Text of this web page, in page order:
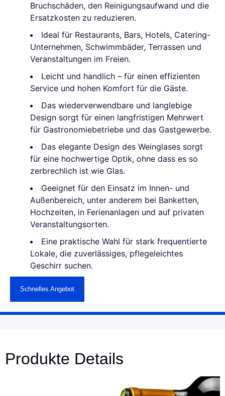
Bruchschäden, den Reinigungsaufwand und die
Ersatzkosten zu reduzieren.
Ideal für Restaurants, Bars, Hotels, Catering-
Unternehmen, Schwimmbäder, Terrassen und
Veranstaltungen im Freien.
Leicht und handlich – für einen effizienten
Service und hohen Komfort für die Gäste.
Das wiederverwendbare und langlebige
Design sorgt für einen langfristigen Mehrwert
für Gastronomiebetriebe und das Gastgewerbe.
Das elegante Design des Weinglases sorgt
für eine hochwertige Optik, ohne dass es so
zerbrechlich ist wie Glas.
Geeignet für den Einsatz im Innen- und
Außenbereich, unter anderem bei Banketten,
Hochzeiten, in Ferienanlagen und auf privaten
Veranstaltungsorten.
Eine praktische Wahl für stark frequentierte
Lokale, die zuverlässiges, pflegeleichtes
Geschirr suchen.
Schnelles Angebot
Produkte Details